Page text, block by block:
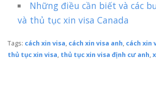
Những điều cần biết và các
và thủ tục xin visa Canada
Tags: cách xin visa, cách xin visa anh, cách xin
thủ tục xin visa, thủ tục xin visa định cư anh,